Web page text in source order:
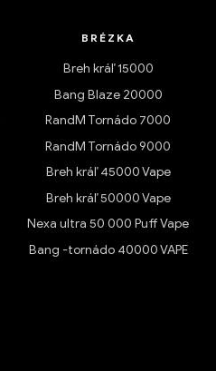
BRÉZKA
Breh kráľ 15000
Bang Blaze 20000
RandM Tornádo 7000
RandM Tornádo 9000
Breh kráľ 45000 Vape
Breh kráľ 50000 Vape
Nexa ultra 50 000 Puff Vape
Bang -tornádo 40000 VAPE